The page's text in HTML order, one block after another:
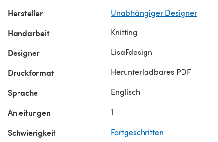
MATERIALS:
Recommended Yarn 8ply Merino
Pear 3 4 4 4 50gm Balls
One pair each size 3.25 mm [3 US], 4 mm [6 US] knitting
needles, stitch holders and 3 buttons.
Hersteller Unabhängiger Designer
Handarbeit Knitting
Designer LisaFdesign
Druckformat Herunterladbares PDF
Sprache Englisch
Anleitungen 1
Schwierigkeit Fortgeschritten